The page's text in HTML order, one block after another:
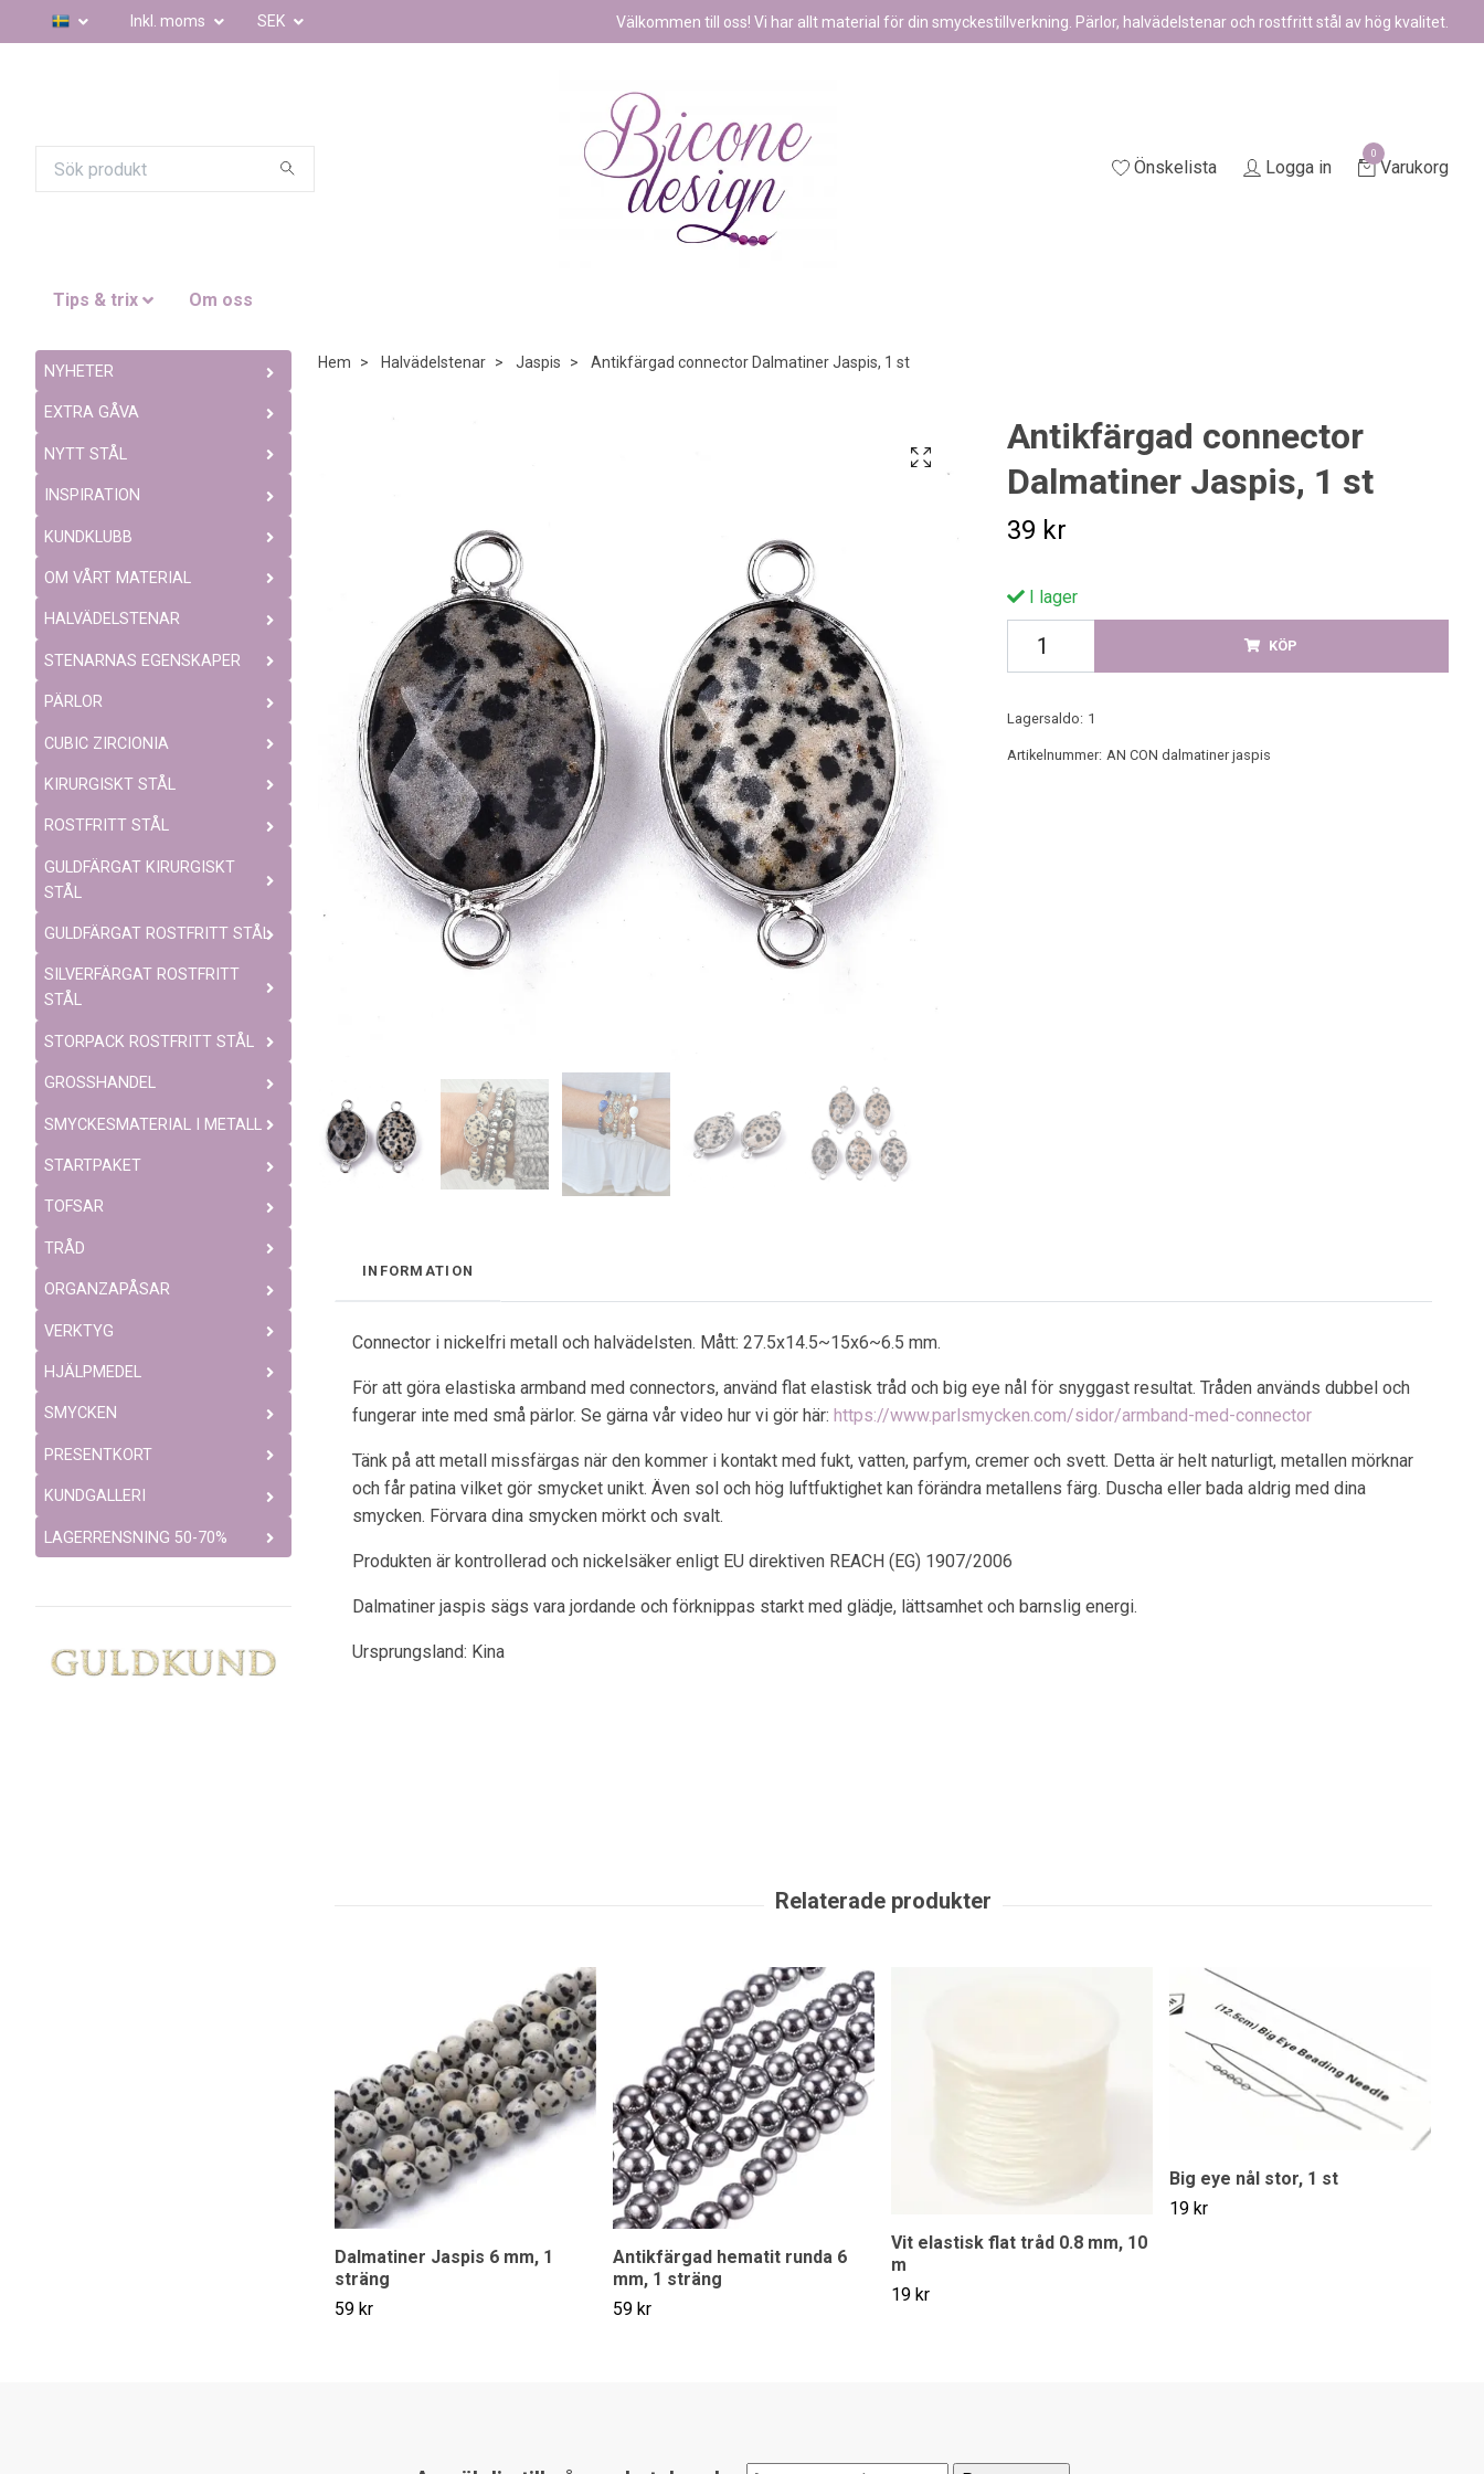
Inkl. moms SEK Välkommen till oss! Vi har allt material för din smyckestillverkning. Pärlor, halvädelstenar och rostfritt stål av hög kvalitet.
Önskelista Logga in
0
Varukorg
Tips & trix Om oss
NYHETER
EXTRA GÅVA
NYTT STÅL
INSPIRATION
KUNDKLUBB
OM VÅRT MATERIAL
HALVÄDELSTENAR
STENARNAS EGENSKAPER
PÄRLOR
CUBIC ZIRCIONIA
KIRURGISKT STÅL
ROSTFRITT STÅL
GULDFÄRGAT KIRURGISKT
STÅL
GULDFÄRGAT ROSTFRITT STÅL
SILVERFÄRGAT ROSTFRITT
STÅL
STORPACK ROSTFRITT STÅL
GROSSHANDEL
SMYCKESMATERIAL I METALL
STARTPAKET
TOFSAR
TRÅD
ORGANZAPÅSAR
VERKTYG
HJÄLPMEDEL
SMYCKEN
PRESENTKORT
KUNDGALLERI
LAGERRENSNING 50-70%
Hem Halvädelstenar Jaspis Antikfärgad connector Dalmatiner Jaspis, 1 st
Antikfärgad connector
Dalmatiner Jaspis, 1 st
39 kr
I lager
KÖP
Lagersaldo: 1
Artikelnummer: AN CON dalmatiner jaspis
INFORMATION
Connector i nickelfri metall och halvädelsten. Mått: 27.5x14.5~15x6~6.5 mm.
För att göra elastiska armband med connectors, använd flat elastisk tråd och big eye nål för snyggast resultat. Tråden används dubbel och
fungerar inte med små pärlor. Se gärna vår video hur vi gör här: https://www.parlsmycken.com/sidor/armband-med-connector
Tänk på att metall missfärgas när den kommer i kontakt med fukt, vatten, parfym, cremer och svett. Detta är helt naturligt, metallen mörknar
och får patina vilket gör smycket unikt. Även sol och hög luftfuktighet kan förändra metallens färg. Duscha eller bada aldrig med dina
smycken. Förvara dina smycken mörkt och svalt.
Produkten är kontrollerad och nickelsäker enligt EU direktiven REACH (EG) 1907/2006
Dalmatiner jaspis sägs vara jordande och förknippas starkt med glädje, lättsamhet och barnslig energi.
Ursprungsland: Kina
Dalmatiner Jaspis 6 mm, 1
sträng
59 kr
Antikfärgad hematit runda 6
mm, 1 sträng
59 kr
Vit elastisk flat tråd 0.8 mm, 10
m
19 kr
Big eye nål stor, 1 st
19 kr